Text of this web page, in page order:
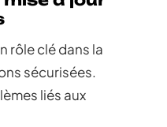
rôle clé dans la
sécurisées.
liés aux